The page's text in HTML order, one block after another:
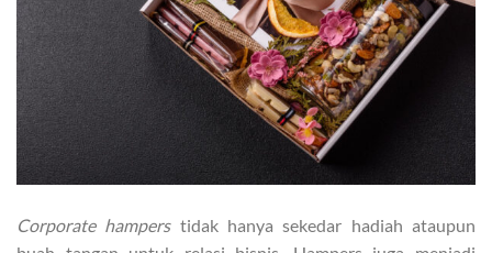
Corporate hamperstidak hanya sekedar hadiah ataupun